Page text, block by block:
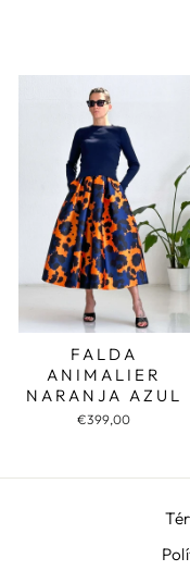
FALDA
ANIMALIER
NARANJA AZUL
€399,00